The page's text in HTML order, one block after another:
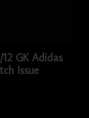
12 GK Adidas
Issue